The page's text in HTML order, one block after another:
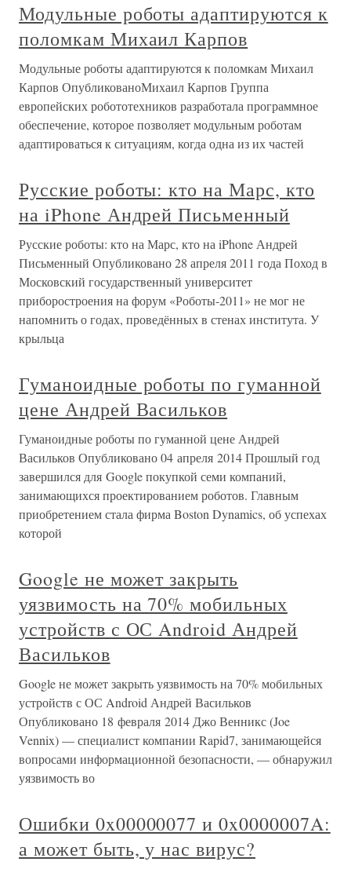
Модульные роботы адаптируются к
поломкам Михаил Карпов
Модульные роботы адаптируются к поломкам Михаил
Карпов ОпубликованоМихаил Карпов Группа
европейских робототехников разработала программное
обеспечение, которое позволяет модульным роботам
адаптироваться к ситуациям, когда одна из их частей
Русские роботы: кто на Марс, кто
на iPhone Андрей Письменный
Русские роботы: кто на Марс, кто на iPhone Андрей
Письменный Опубликовано 28 апреля 2011 года Поход в
Московский государственный университет
приборостроения на форум «Роботы-2011» не мог не
напомнить о годах, проведённых в стенах института. У
крыльца
Гуманоидные роботы по гуманной
цене Андрей Васильков
Гуманоидные роботы по гуманной цене Андрей
Васильков Опубликовано 04 апреля 2014 Прошлый год
завершился для Google покупкой семи компаний,
занимающихся проектированием роботов. Главным
приобретением стала фирма Boston Dynamics, об успехах
которой
Google не может закрыть
уязвимость на 70% мобильных
устройств с ОС Android Андрей
Васильков
Google не может закрыть уязвимость на 70% мобильных
устройств с ОС Android Андрей Васильков
Опубликовано 18 февраля 2014 Джо Венникс (Joe
Vennix) — специалист компании Rapid7, занимающейся
вопросами информационной безопасности, — обнаружил
уязвимость во
Ошибки 0x00000077 и 0x0000007A:
а может быть, у нас вирус?